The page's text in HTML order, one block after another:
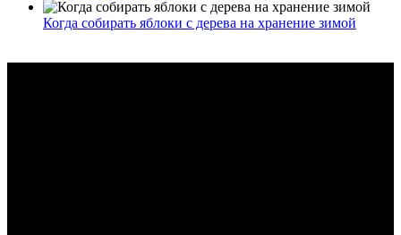
Когда собирать яблоки с дерева на хранение зимой